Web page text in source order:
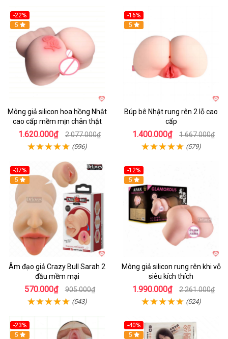
-22%
5
Mông giả silicon hoa hồng Nhật
cao cấp mềm mịn chân thật
1.620.000₫ 2.077.000₫
(596)
-16%
Hot
5
Búp bê Nhật rung rên 2 lỗ cao
cấp
1.400.000₫ 1.667.000₫
(579)
-37%
Hot
5
Âm đạo giả Crazy Bull Sarah 2
đầu mềm mại
570.000₫ 905.000₫
(543)
-12%
Hot
5
Mông giả silicon rung rên khi vỗ
siêu kích thích
1.990.000₫ 2.261.000₫
(524)
-23%
Hot
5
-40%
5